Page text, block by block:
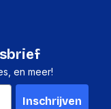
en meer!
Inschrijven